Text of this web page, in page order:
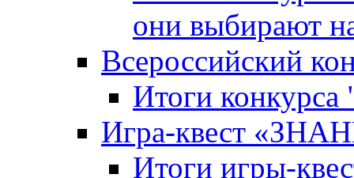
они выбирают
Всероссийский
Итоги
Игра-квест
Итоги игры-